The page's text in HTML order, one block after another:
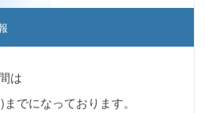
は
でになっております。